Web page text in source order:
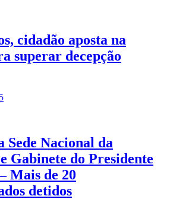
cidadão aposta na
superar decepção
Sede Nacional da
Gabinete do Presidente
Mais de 20
detidos